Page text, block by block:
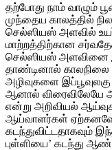
தற்போது நாம் வாழும்
முந்தைய காலத்தில்
செல்ஸியஸ் அளவில்
மாற்றத்திற்கான சர்வதேச
செல்ஸியஸ் அளவினை
தாண்டினால் காலநிலை
அழிவுகளை
ஆனால் விரைவிலேயே
என்று அறிவியல்
ஆய்வாளர்கள்
கடந்துவிட்டதாகவும்
புள்ளியை’ கடந்து